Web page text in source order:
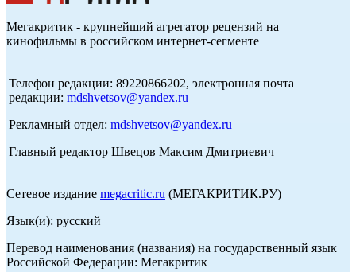
Мегакритик - крупнейший агрегатор рецензий на
кинофильмы в российском интернет-сегменте
Телефон редакции: 89220866202, электронная почта
редакции: mdshvetsov@yandex.ru
Рекламный отдел: mdshvetsov@yandex.ru
Главный редактор Швецов Максим Дмитриевич
Сетевое издание megacritic.ru (МЕГАКРИТИК.РУ)
Язык(и): русский
Перевод наименования (названия) на государственный язык
Российской Федерации: Мегакритик